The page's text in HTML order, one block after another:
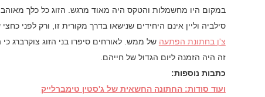
במקום היו מחשמלות והטקס היה מאוד מרגש. הזוג כל כלך
סילביה וליין אינם היחידים שנישאו בדרך מקורית זו, ורק לפני
צ'ן בחתונת הפתעה של ממש. לאורחים סיפרו בני הזוג צוקרברג
זה היה הזמנה ליום הגדול של חייהם.
כתבות נוספות:
ועוד סודות: החתונה החשאית של ג'סטין טימברלייק